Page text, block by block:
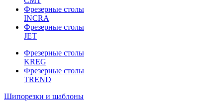
Фрезерные столы
INCRA
Фрезерные столы
JET
Фрезерные столы
KREG
Фрезерные столы
TREND
Шипорезки и шаблоны